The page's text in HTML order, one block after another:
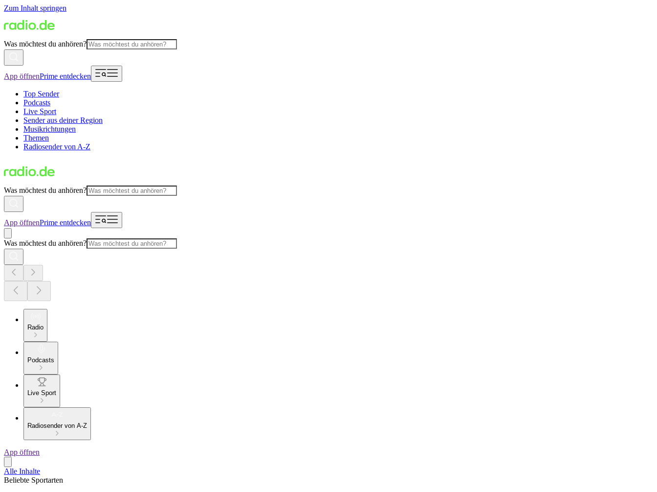
Zum Inhalt springen
Was möchtest du anhören?
App öffnenPrime entdecken
Top Sender
Podcasts
Live Sport
Sender aus deiner Region
Musikrichtungen
Themen
Radiosender von A-Z
Was möchtest du anhören?
App öffnenPrime entdecken
Was möchtest du anhören?
Radio
Podcasts
Live Sport
Radiosender von A-Z
App öffnen
Alle Inhalte
Beliebte Sportarten